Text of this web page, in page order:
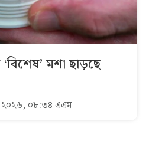
মশা ছাড়ছে
০৮:৩৪ এএম